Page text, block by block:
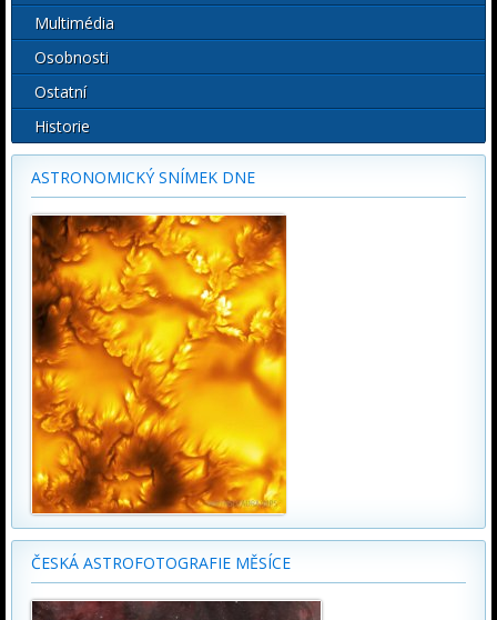
Multimédia
Osobnosti
Ostatní
Historie
ASTRONOMICKÝ SNÍMEK DNE
ČESKÁ ASTROFOTOGRAFIE MĚSÍCE